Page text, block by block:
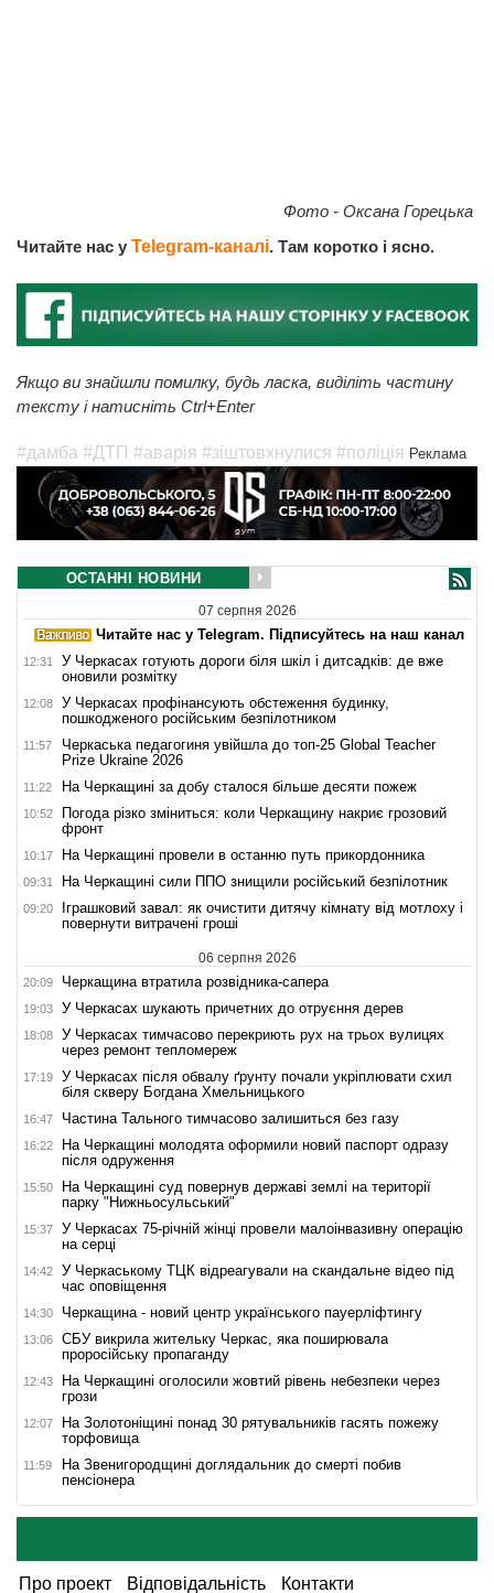
Фото - Оксана Горецька
Читайте нас у Telegram-каналі. Там коротко і ясно.
Якщо ви знайшли помилку, будь ласка, виділіть частину
тексту і натисніть Ctrl+Enter
#дамба #ДТП #аварія #зіштовхнулися #поліція Реклама
ОСТАННІ НОВИНИ
07 серпня 2026
Читайте нас у Telegram. Підписуйтесь на наш канал
12:31
У Черкасах готують дороги біля шкіл і дитсадків: де вже
оновили розмітку
12:08
У Черкасах профінансують обстеження будинку,
пошкодженого російським безпілотником
11:57
Черкаська педагогиня увійшла до топ-25 Global Teacher
Prize Ukraine 2026
11:22 На Черкащині за добу сталося більше десяти пожеж
10:52
Погода різко зміниться: коли Черкащину накриє грозовий
фронт
10:17 На Черкащині провели в останню путь прикордонника
09:31 На Черкащині сили ППО знищили російський безпілотник
09:20
Іграшковий завал: як очистити дитячу кімнату від мотлоху і
повернути витрачені гроші
06 серпня 2026
20:09 Черкащина втратила розвідника-сапера
19:03 У Черкасах шукають причетних до отруєння дерев
18:08
У Черкасах тимчасово перекриють рух на трьох вулицях
через ремонт тепломереж
17:19
У Черкасах після обвалу ґрунту почали укріплювати схил
біля скверу Богдана Хмельницького
16:47 Частина Тального тимчасово залишиться без газу
16:22
На Черкащині молодята оформили новий паспорт одразу
після одруження
15:50
На Черкащині суд повернув державі землі на території
парку "Нижньосульський"
15:37
У Черкасах 75-річній жінці провели малоінвазивну операцію
на серці
14:42
У Черкаському ТЦК відреагували на скандальне відео під
час оповіщення
14:30 Черкащина - новий центр українського пауерліфтингу
13:06
СБУ викрила жительку Черкас, яка поширювала
проросійську пропаганду
12:43
На Черкащині оголосили жовтий рівень небезпеки через
грози
12:07
На Золотоніщині понад 30 рятувальників гасять пожежу
торфовища
11:59
На Звенигородщині доглядальник до смерті побив
пенсіонера
Про проект Відповідальність Контакти